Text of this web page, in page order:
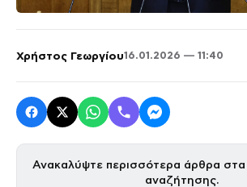
Χρήστος Γεωργίου16.01.2026 — 11:40
Ανακαλύψτε περισσότερα άρθρα
αναζήτησης.